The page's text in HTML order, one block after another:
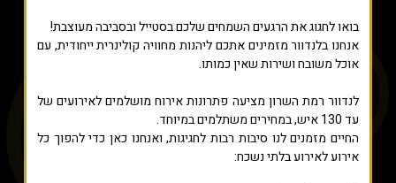
בואו לחגוג את הרגעים השמחים שלכם בסטייל ובסביבה מעוצבת!
אנחנו בלנדוור מזמינים אתכם ליהנות מחוויה קולינרית ייחודית, עם
אוכל משובח ושירות שאין כמותו.
לנדוור רמת השרון מציעה פתרונות אירוח מושלמים לאירועים של
עד 130 איש, במחירים משתלמים במיוחד.
החיים מזמנים לנו סיבות רבות לחגיגות, ואנחנו כאן כדי להפוך כל
אירוע לאירוע בלתי נשכח: